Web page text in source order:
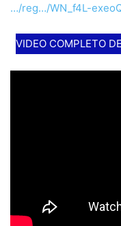
…/reg…/WN_f4L-
VIDEO COMPLETO